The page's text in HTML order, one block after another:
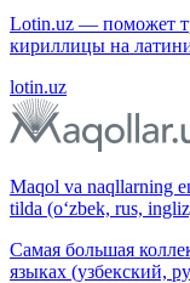
Lotin.uz — поможет
кириллицы на
lotin.uz
Maqol va naqllarning
tilda (o‘zbek, rus,
Самая большая
языках (узбекский,